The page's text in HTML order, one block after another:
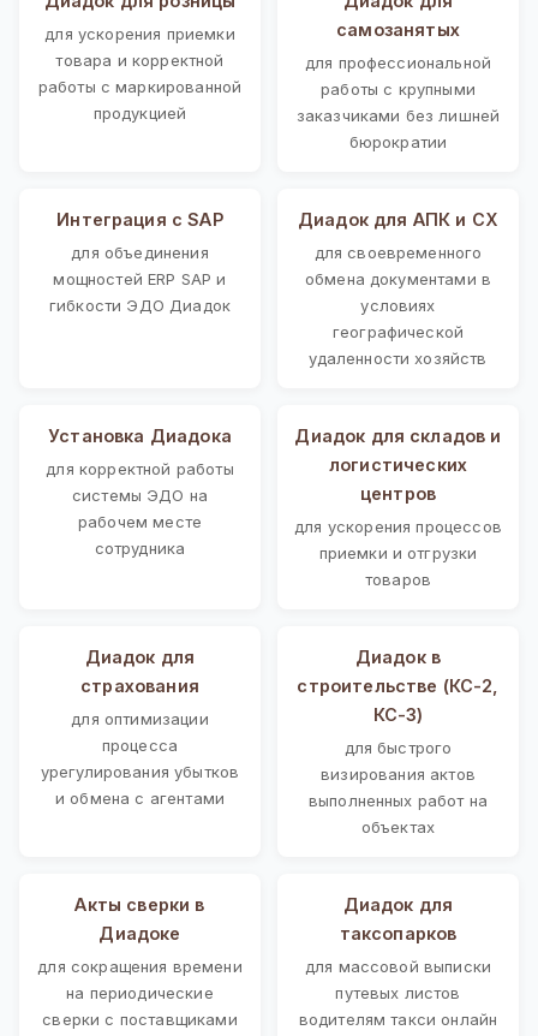
для ускорения приемки
товара и корректной
работы с маркированной
продукцией
самозанятых
для профессиональной
работы с крупными
заказчиками без лишней
бюрократии
Интеграция с SAP
для объединения
мощностей ERP SAP и
гибкости ЭДО Диадок
Диадок для АПК и СХ
для своевременного
обмена документами в
условиях
географической
удаленности хозяйств
Установка Диадока
для корректной работы
системы ЭДО на
рабочем месте
сотрудника
Диадок для складов и
логистических
центров
для ускорения процессов
приемки и отгрузки
товаров
Диадок для
страхования
для оптимизации
процесса
урегулирования убытков
и обмена с агентами
Диадок в
строительстве (КС-2,
КС-3)
для быстрого
визирования актов
выполненных работ на
объектах
Акты сверки в
Диадоке
для сокращения времени
на периодические
сверки с поставщиками
Диадок для
таксопарков
для массовой выписки
путевых листов
водителям такси онлайн